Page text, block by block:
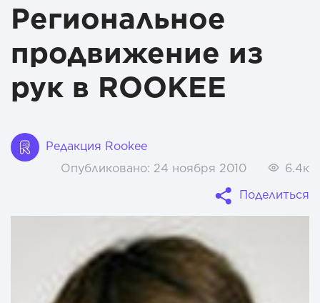
Региональное
продвижение из
рук в ROOKEE
Редакция Rookee
Опубликовано: 24 ноября 2010
6.4к
Поделиться